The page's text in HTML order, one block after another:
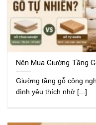
Nên Mua Giường Tầng
Giường tầng gỗ công
đình yêu thích nhờ [...]